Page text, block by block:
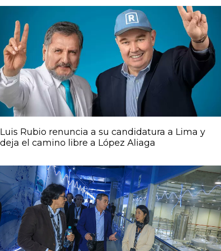
Luis Rubio renuncia a su candidatura a Lima y
deja el camino libre a López Aliaga